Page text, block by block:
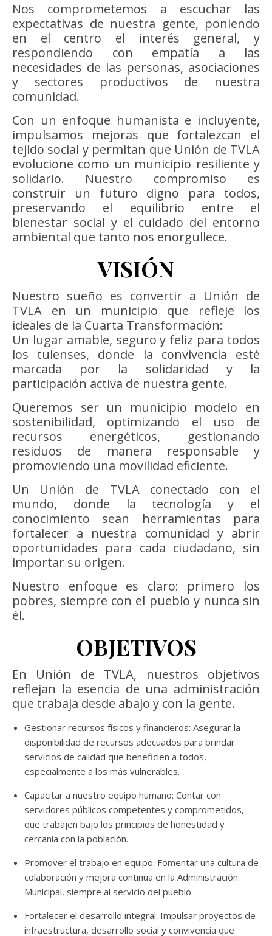
Nos comprometemos a escuchar las
expectativas de nuestra gente, poniendo
en el centro el interés general, y
respondiendo con empatía a las
necesidades de las personas, asociaciones
y sectores productivos de nuestra
comunidad.
Con un enfoque humanista e incluyente,
impulsamos mejoras que fortalezcan el
tejido social y permitan que Unión de TVLA
evolucione como un municipio resiliente y
solidario. Nuestro compromiso es
construir un futuro digno para todos,
preservando el equilibrio entre el
bienestar social y el cuidado del entorno
ambiental que tanto nos enorgullece.
VISIÓN
Nuestro sueño es convertir a Unión de
TVLA en un municipio que refleje los
ideales de la Cuarta Transformación:
Un lugar amable, seguro y feliz para todos
los tulenses, donde la convivencia esté
marcada por la solidaridad y la
participación activa de nuestra gente.
Queremos ser un municipio modelo en
sostenibilidad, optimizando el uso de
recursos energéticos, gestionando
residuos de manera responsable y
promoviendo una movilidad eficiente.
Un Unión de TVLA conectado con el
mundo, donde la tecnología y el
conocimiento sean herramientas para
fortalecer a nuestra comunidad y abrir
oportunidades para cada ciudadano, sin
importar su origen.
Nuestro enfoque es claro: primero los
pobres, siempre con el pueblo y nunca sin
él.
OBJETIVOS
En Unión de TVLA, nuestros objetivos
reflejan la esencia de una administración
que trabaja desde abajo y con la gente.
Gestionar recursos físicos y financieros: Asegurar la
disponibilidad de recursos adecuados para brindar
servicios de calidad que beneficien a todos,
especialmente a los más vulnerables.
Capacitar a nuestro equipo humano: Contar con
servidores públicos competentes y comprometidos,
que trabajen bajo los principios de honestidad y
cercanía con la población.
Promover el trabajo en equipo: Fomentar una cultura de
colaboración y mejora continua en la Administración
Municipal, siempre al servicio del pueblo.
Fortalecer el desarrollo integral: Impulsar proyectos de
infraestructura, desarrollo social y convivencia que